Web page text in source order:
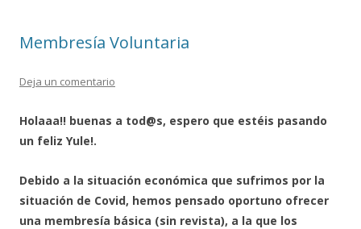
Membresía Voluntaria
Deja un comentario
Holaaa!! buenas a tod@s, espero que estéis pasando
un feliz Yule!.
Debido a la situación económica que sufrimos por la
situación de Covid, hemos pensado oportuno ofrecer
una membresía básica (sin revista), a la que los